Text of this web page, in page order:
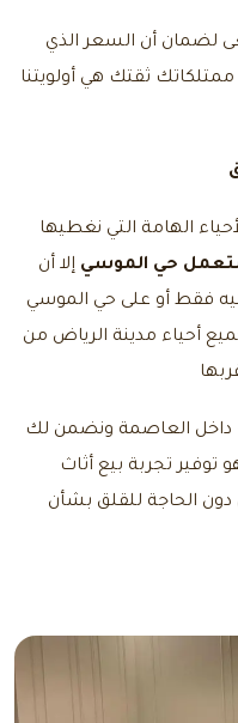
لضمان أن السعر الذي
ثقتك هي أولويتنا
الهامة التي نغطيها
حي الموسي إلا أن
فقط أو على حي الموسي
أحياء مدينة الرياض من
داخل العاصمة ونضمن لك
توفير تجربة بيع أثاث
الحاجة للقلق بشأن